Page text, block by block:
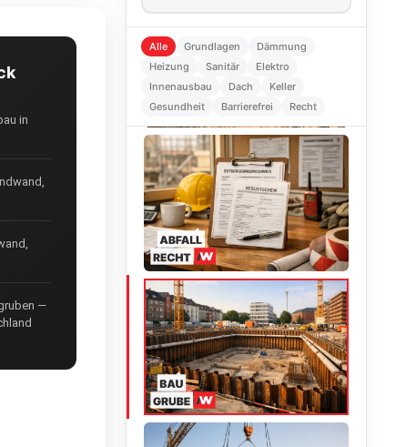
in
—
Alle Grundlagen
Dämmung
Heizung
Sanitär
Elektro
Innenausbau
Dach
Keller
Gesundheit
Barrierefrei Recht